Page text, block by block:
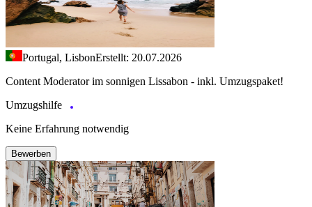
Portugal, LisbonErstellt: 20.07.2026
Content Moderator im sonnigen Lissabon - inkl. Umzugspaket!
Umzugshilfe
Keine Erfahrung notwendig
Bewerben